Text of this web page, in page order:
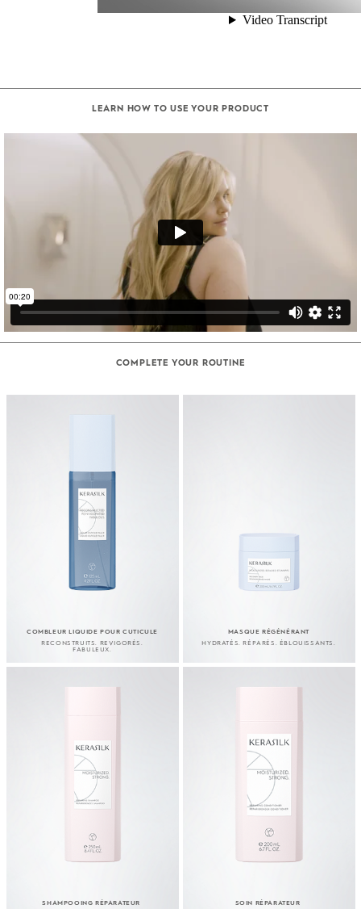
LEARN HOW TO USE YOUR PRODUCT
COMPLETE YOUR ROUTINE
COMBLEUR LIQUIDE POUR CUTICULE
RECONSTRUITS. REVIGORÉS.
FABULEUX.
MASQUE RÉGÉNÉRANT
HYDRATÉS. RÉPARÉS. ÉBLOUISSANTS.
SHAMPOOING RÉPARATEUR
SOIN RÉPARATEUR